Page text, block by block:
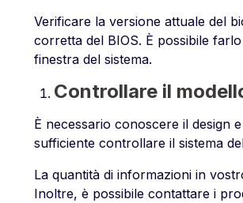
Verificare la versione attuale del
corretta del BIOS. È possibile
finestra del sistema.
Controllare il
È necessario conoscere il design
sufficiente controllare il sistema
La quantità di informazioni in
Inoltre, è possibile contattare i